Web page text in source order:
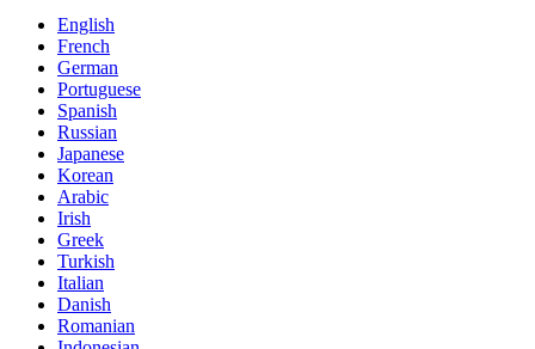
English
French
German
Portuguese
Spanish
Russian
Japanese
Korean
Arabic
Irish
Greek
Turkish
Italian
Danish
Romanian